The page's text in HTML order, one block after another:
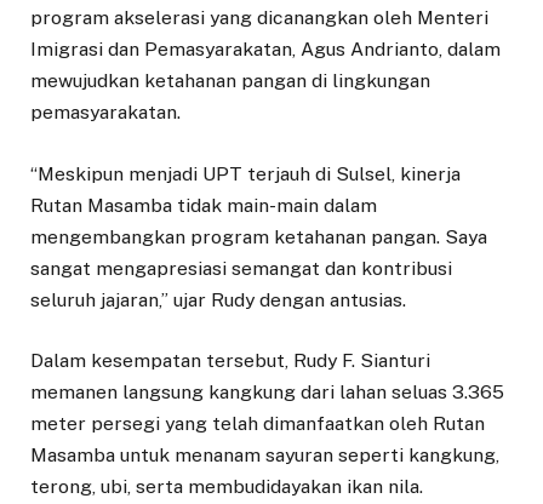
program akselerasi yang dicanangkan oleh Menteri
Imigrasi dan Pemasyarakatan, Agus Andrianto, dalam
mewujudkan ketahanan pangan di lingkungan
pemasyarakatan.
“Meskipun menjadi UPT terjauh di Sulsel, kinerja
Rutan Masamba tidak main-main dalam
mengembangkan program ketahanan pangan. Saya
sangat mengapresiasi semangat dan kontribusi
seluruh jajaran,” ujar Rudy dengan antusias.
Dalam kesempatan tersebut, Rudy F. Sianturi
memanen langsung kangkung dari lahan seluas 3.365
meter persegi yang telah dimanfaatkan oleh Rutan
Masamba untuk menanam sayuran seperti kangkung,
terong, ubi, serta membudidayakan ikan nila.